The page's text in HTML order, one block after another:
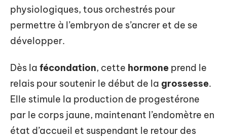
physiologiques, tous orchestrés pour
permettre à l’embryon de s’ancrer et de se
développer.
Dès la fécondation, cette hormone prend le
relais pour soutenir le début de la grossesse.
Elle stimule la production de progestérone
par le corps jaune, maintenant l’endomètre en
état d’accueil et suspendant le retour des